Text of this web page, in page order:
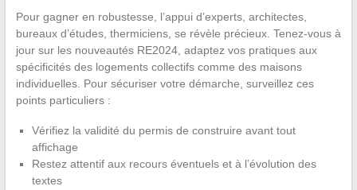
Pour gagner en robustesse, l’appui d’experts, architectes,
bureaux d’études, thermiciens, se révèle précieux. Tenez-vous à
jour sur les nouveautés RE2024, adaptez vos pratiques aux
spécificités des logements collectifs comme des maisons
individuelles. Pour sécuriser votre démarche, surveillez ces
points particuliers :
Vérifiez la validité du permis de construire avant tout
affichage
Restez attentif aux recours éventuels et à l’évolution des
textes